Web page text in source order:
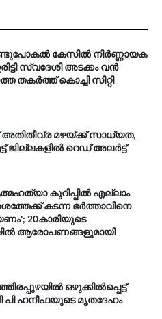
കേസിൽ നിർണ്ണായക
സ്വദേശി അടക്കം വൻ
തകർത്ത് കൊച്ചി സിറ്റി
മ​ഴ​യ്ക്ക് സാ​ധ്യ​ത,
ജി​ല്ല​ക​ളി​ൽ റെ​ഡ് അ​ലർ​ട്ട്
കുറിപ്പിൽ എല്ലാം
കടന്ന ഭർത്താവിനെ
20കാരിയുടെ
ആരോപണങ്ങളുമായി
ഒഴുക്കിൽപ്പെട്ട്
പി ഹനീഫയുടെ മൃതദേഹം